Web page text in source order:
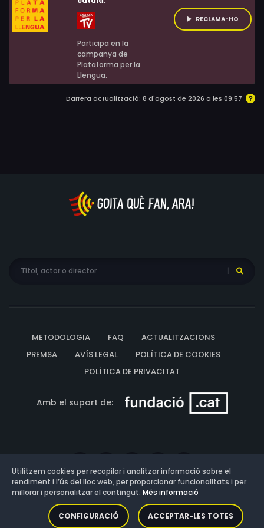
Però hi ha una dama que mai no el trairà i que sempre
serà fidel: Central City, la vella i orgullosa metròpoli on
va néixer... dues vegades.
Participa en la
campanya de
Plataforma per la
Llengua.
RECLAMA-HO
Darrera actualització: 8 d'agost de 2026 a les 09:57
METODOLOGIA FAQ
ACTUALITZACIONS
PREMSA
AVÍS LEGAL
POLÍTICA DE COOKIES
POLÍTICA DE PRIVACITAT
Amb el suport de:
Versió: 3.13.0.202607011342
Utilitzem cookies per recopilar i analitzar informació sobre el
rendiment i l’ús del lloc web, per proporcionar funcionalitats i per
millorar i personalitzar el contingut. Més informació
CONFIGURACIÓ ACCEPTAR-LES TOTES